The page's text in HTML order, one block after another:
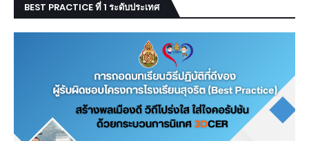
BEST PRACTICE ที่ 1 ระดับประเทศ